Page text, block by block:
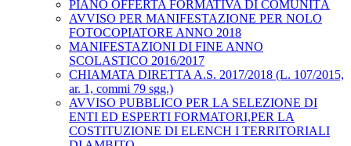
PIANO OFFERTA FORMATIVA DI COMUNITÀ
AVVISO PER MANIFESTAZIONE PER NOLO
FOTOCOPIATORE ANNO 2018
MANIFESTAZIONI DI FINE ANNO
SCOLASTICO 2016/2017
CHIAMATA DIRETTA A.S. 2017/2018 (L. 107/2015,
ar. 1, commi 79 sgg.)
AVVISO PUBBLICO PER LA SELEZIONE DI
ENTI ED ESPERTI FORMATORI,PER LA
COSTITUZIONE DI ELENCH I TERRITORIALI